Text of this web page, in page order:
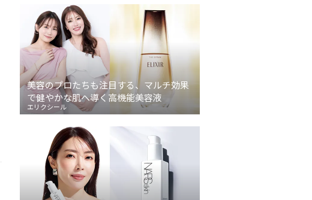
美容のプロたちも注目する、マルチ効果
で健やかな肌へ導く高機能美容液
エリクシール